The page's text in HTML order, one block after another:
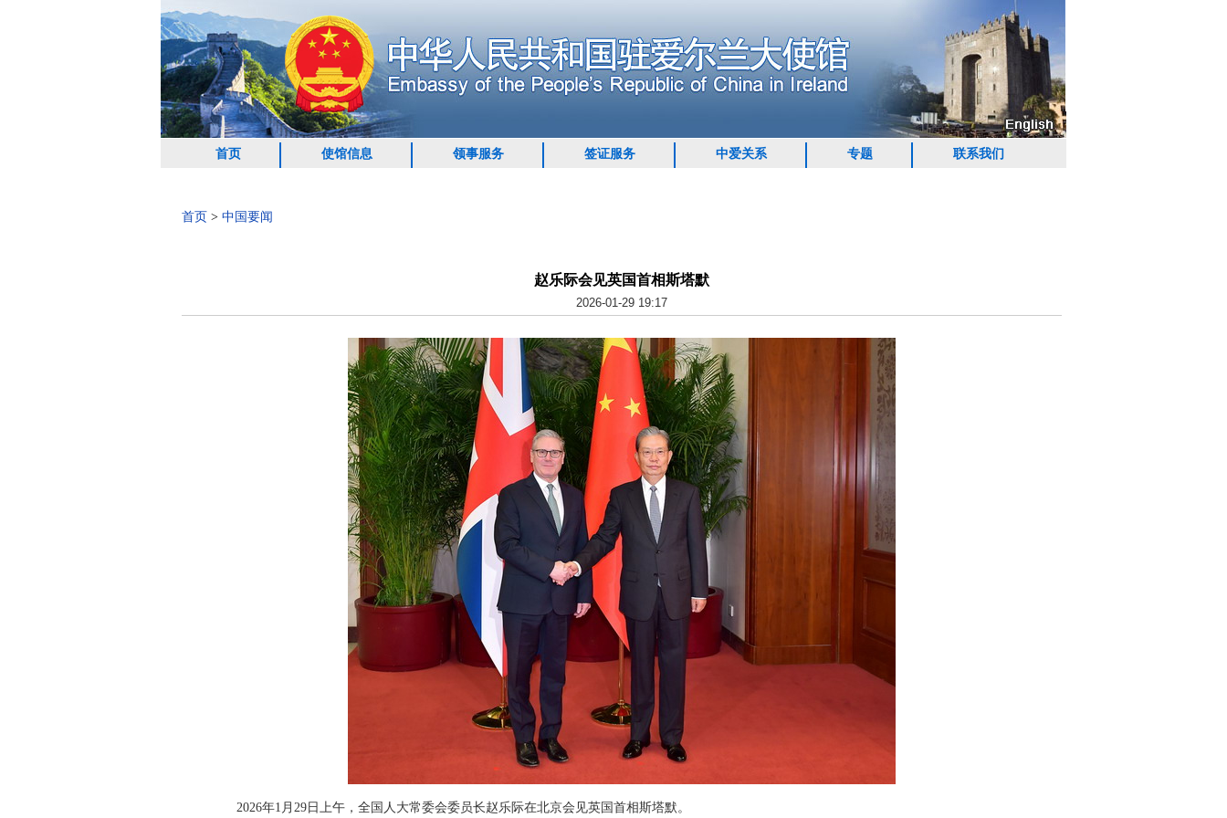
首页 使馆信息 领事服务 签证服务 中爱关系 专题 联系我们
首页 > 中国要闻
赵乐际会见英国首相斯塔默
2026-01-29 19:17
2026年1月29日上午，全国人大常委会委员长赵乐际在北京会见英国首相斯塔默。